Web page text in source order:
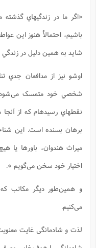
«اگر ما در زندگيهاي گذشته
باشيم، احتمالاً هنوز اين
شايد به همين دليل در
اوشو نيز از مدافعان جدي
شخصي خود متمسک می‌شود.
نقطهاي رسيدهام که از آنجا
برهان بسنده است. اين
ميراث هندوان، باورها يا
اختيار خود سخن می‌گويم ».
و همین‌طور دیگر مکاتب که
می‌کنیم.
لذت و شادمانگی غایت